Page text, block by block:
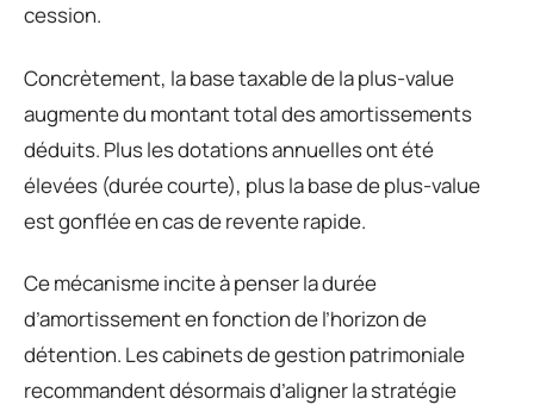
cession.
Concrètement, la base taxable de la plus-value
augmente du montant total des amortissements
déduits. Plus les dotations annuelles ont été
élevées (durée courte), plus la base de plus-value
est gonflée en cas de revente rapide.
Ce mécanisme incite à penser la durée
d’amortissement en fonction de l’horizon de
détention. Les cabinets de gestion patrimoniale
recommandent désormais d’aligner la stratégie